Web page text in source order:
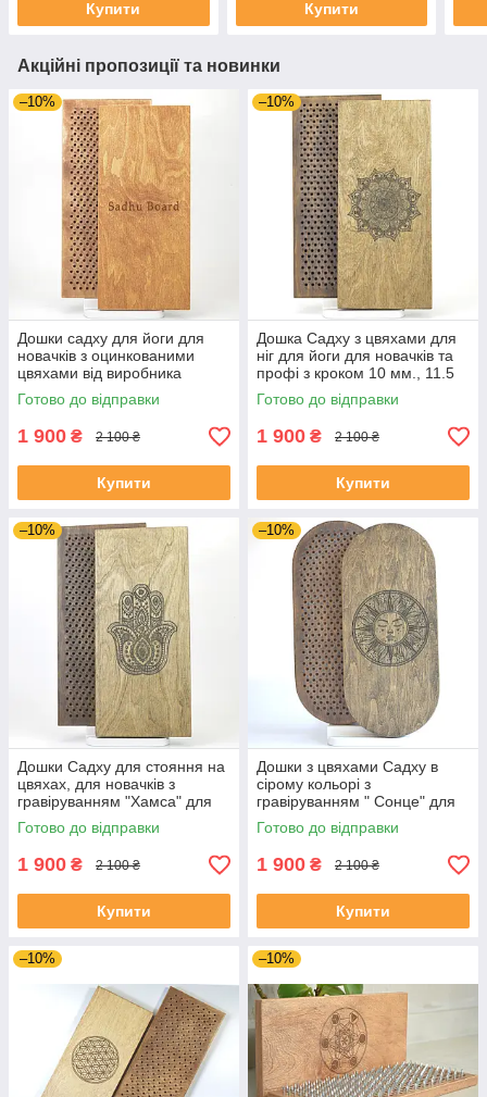
Купити Купити
Акційні пропозиції та новинки
–10%
Дошки садху для йоги для
новачків з оцинкованими
цвяхами від виробника
morebi
Готово до відправки
1 900 ₴ 2 100 ₴
Купити
–10%
Дошка Садху з цвяхами для
ніг для йоги для новачків та
профі з кроком 10 мм., 11.5
мм, 12.5ммю, 15 мм з
гравіруванням "Мандала"
Готово до відправки
1 900 ₴ 2 100 ₴
Купити
–10%
Дошки Садху для стояння на
цвяхах, для новачків з
гравіруванням "Хамса" для
початківців з кроком 10 ммм
Готово до відправки
1 900 ₴ 2 100 ₴
Купити
–10%
Дошки з цвяхами Садху в
сірому кольорі з
гравіруванням " Сонце" для
новачків з кроком 1 см, на
подарунок йогу
Готово до відправки
1 900 ₴ 2 100 ₴
Купити
–10% –10%